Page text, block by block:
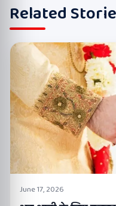
Related
June 17, 2026